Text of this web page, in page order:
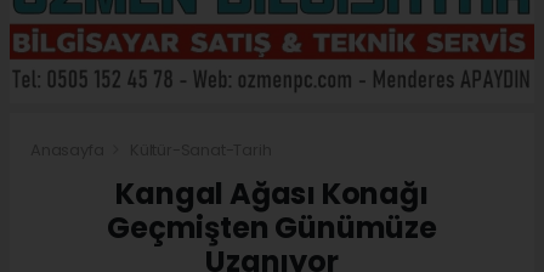
Kangal Ağası Konağı
Geçmişten Günümüze
Uzanıyor